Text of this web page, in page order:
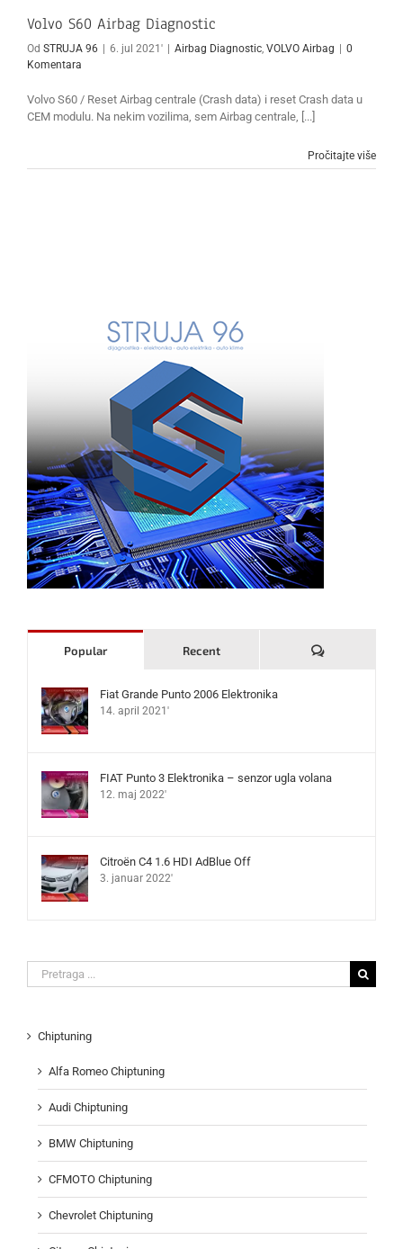
Volvo S60 Airbag Diagnostic
Od STRUJA 96 6. jul 2021' Airbag Diagnostic, VOLVO Airbag
0
Komentara
Volvo S60 / Reset Airbag centrale (Crash data) i reset Crash data u
CEM modulu. Na nekim vozilima, sem Airbag centrale, [...]
Pročitajte više
Popular Recent Komentari
Fiat Grande Punto 2006 Elektronika
14. april 2021'
FIAT Punto 3 Elektronika – senzor ugla volana
12. maj 2022'
Citroën C4 1.6 HDI AdBlue Off
3. januar 2022'
Search
for:
Chiptuning
Alfa Romeo Chiptuning
Audi Chiptuning
BMW Chiptuning
CFMOTO Chiptuning
Chevrolet Chiptuning